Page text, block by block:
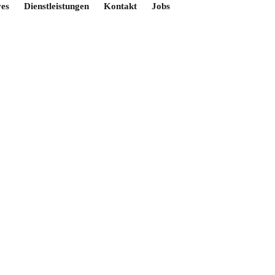
Dienstleistungen Kontakt Jobs